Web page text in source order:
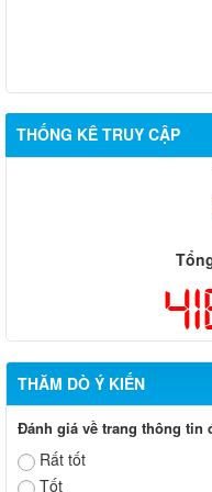
THỐNG KÊ TRUY CẬP
THĂM DÒ Ý KIẾN
Đánh giá về trang thông tin
Rất tốt
Tốt